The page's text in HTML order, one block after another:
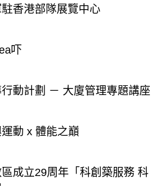
香港部隊展覽中心
吓
動計劃 － 大廈管理專題講座
動 x 體能之巔
成立29周年「科創築服務 科